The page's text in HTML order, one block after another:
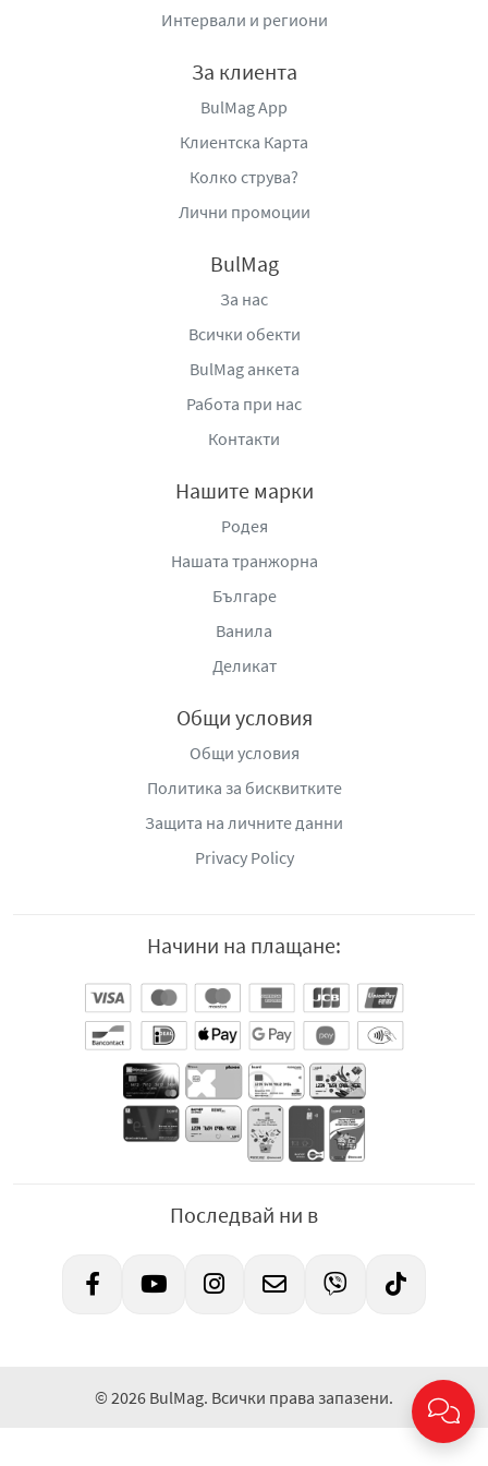
здравословно и вкусно хранене.
село, бл. 12, тел: +359 2 936 7702, e-
office@vibo71.com;vibo71@abv.bg
Интервали и региони
За клиента
BulMag App
Клиентска Карта
Колко струва?
Лични промоции
BulMag
За нас
Всички обекти
BulMag анкета
Работа при нас
Контакти
Нашите марки
Родея
Нашата транжорна
Българе
Ванила
Деликат
Общи условия
Общи условия
Политика за бисквитките
Защита на личните данни
Privacy Policy
Начини на плащане:
Последвай ни в
© 2026 BulMag. Всички права запазени.